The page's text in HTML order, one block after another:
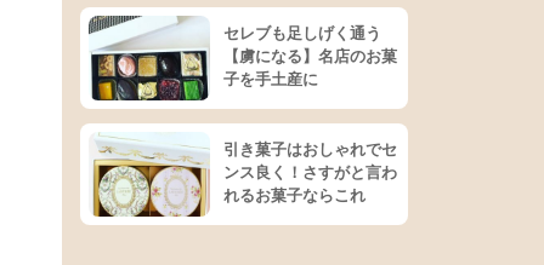
セレブも足しげく通う
【虜になる】名店のお菓
子を手土産に
引き菓子はおしゃれでセ
ンス良く！さすがと言わ
れるお菓子ならこれ